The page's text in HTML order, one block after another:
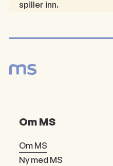
spiller inn.
Om MS
Om MS
Ny med MS